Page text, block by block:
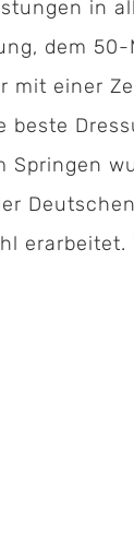
in
dem
mit einer
beste
Springen